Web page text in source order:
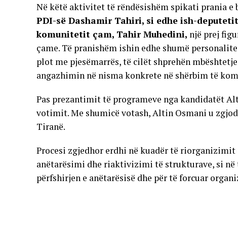
Në këtë aktivitet të rëndësishëm spikati prania e
PDI-së Dashamir Tahiri, si edhe ish-
komunitetit çam, Tahir Muhedini, një prej
çame. Të pranishëm ishin edhe shumë
plot me pjesëmarrës, të cilët shprehën
angazhimin në nisma konkrete në shërbim të
Pas prezantimit të programeve nga kandidatët
votimit. Me shumicë votash, Altin Osmani u
Tiranë.
Procesi zgjedhor erdhi në kuadër të
anëtarësimi dhe riaktivizimi të strukturave, si në
përfshirjen e anëtarësisë dhe për të forcuar